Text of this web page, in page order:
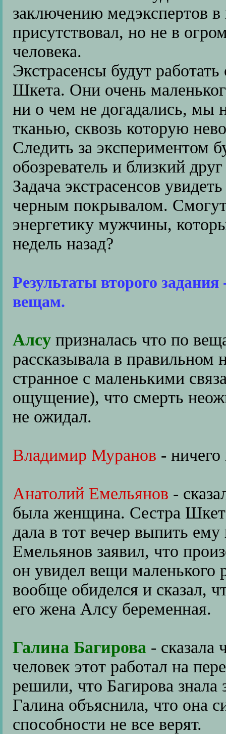
заключению медэкспертов
присутствовал, но не в
человека.
Экстрасенсы будут
Шкета. Они очень
ни о чем не догадались, мы
тканью, сквозь которую
Следить за экспериментом
обозреватель и близкий
Задача экстрасенсов
черным покрывалом. Смогут
энергетику мужчины,
недель назад?
Результаты второго
вещам.
Алсу призналась что по
рассказывала в правильном
странное с маленькими
ощущение), что смерть
не ожидал.
Владимир Муранов - ничего
Анатолий Емельянов -
была женщина. Сестра
дала в тот вечер выпить
Емельянов заявил, что
он увидел вещи маленького
вообще обиделся и сказал,
его жена Алсу беременная.
Галина Багирова - сказала
человек этот работал на
решили, что Багирова знала
Галина объяснила, что она
способности не все верят.